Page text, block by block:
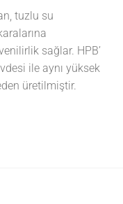
tuzlu su
sağlar. HPB’
ile aynı yüksek
üretilmiştir.